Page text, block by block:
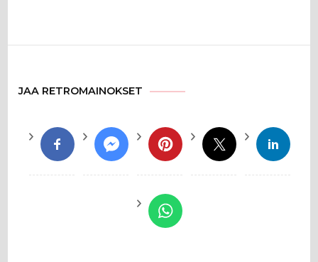
JAA RETROMAINOKSET